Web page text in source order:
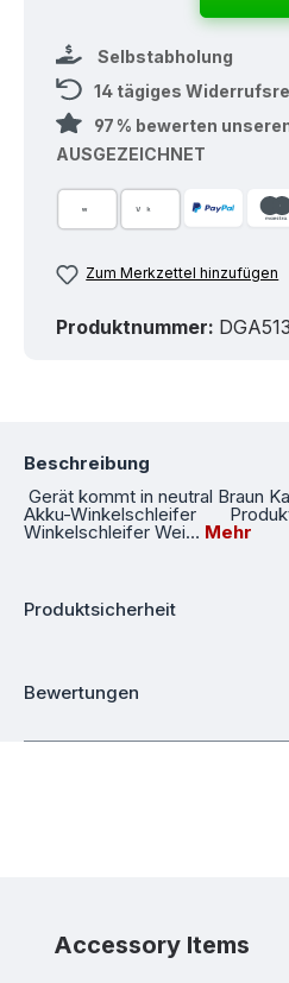
Selbstabholung
14 tägiges
97 % bewerten
AUSGEZEICHNET
Zum Merkzettel hinzufügen
Produktnummer:
Beschreibung
Gerät kommt in neutral Braun
Akku-Winkelschleifer
Winkelschleifer Wei… Mehr
Produktsicherheit
Bewertungen
Produktgalerie
Accessory Items